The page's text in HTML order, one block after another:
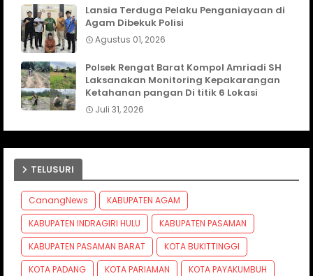
Lansia Terduga Pelaku Penganiayaan di
Agam Dibekuk Polisi
Agustus 01, 2026
Polsek Rengat Barat Kompol Amriadi SH
Laksanakan Monitoring Kepakarangan
Ketahanan pangan Di titik 6 Lokasi
Juli 31, 2026
TELUSURI
CanangNews
KABUPATEN AGAM
KABUPATEN INDRAGIRI HULU
KABUPATEN PASAMAN
KABUPATEN PASAMAN BARAT
KOTA BUKITTINGGI
KOTA PADANG
KOTA PARIAMAN
KOTA PAYAKUMBUH